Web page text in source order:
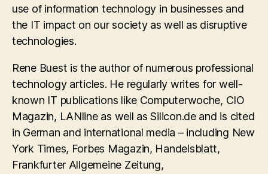
use of information technology in businesses and
the IT impact on our society as well as disruptive
technologies.
Rene Buest is the author of numerous professional
technology articles. He regularly writes for well-
known IT publications like Computerwoche, CIO
Magazin, LANline as well as Silicon.de and is cited
in German and international media – including New
York Times, Forbes Magazin, Handelsblatt,
Frankfurter Allgemeine Zeitung,